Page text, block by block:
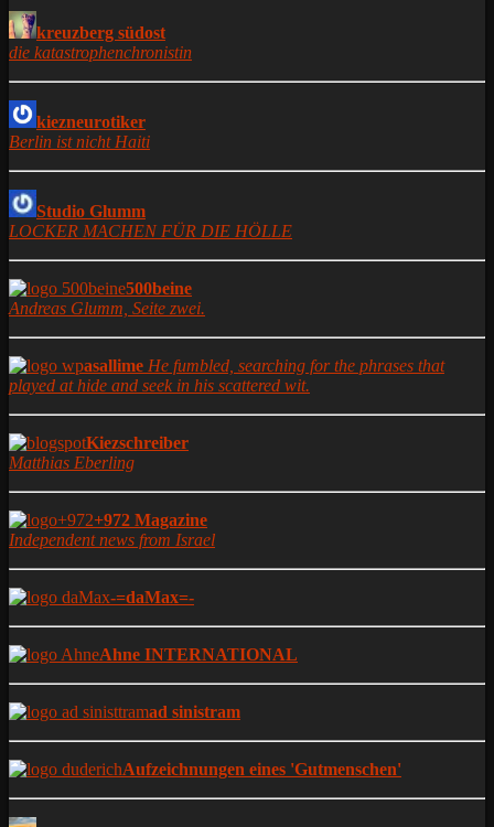
kreuzberg südost
die katastrophenchronistin
kiezneurotiker
Berlin ist nicht Haiti
Studio Glumm
LOCKER MACHEN FÜR DIE HÖLLE
500beine
Andreas Glumm, Seite zwei.
asallime He fumbled, searching for the phrases that
played at hide and seek in his scattered wit.
Kiezschreiber
Matthias Eberling
+972 Magazine
Independent news from Israel
-=daMax=-
Ahne INTERNATIONAL
ad sinistram
Aufzeichnungen eines 'Gutmenschen'